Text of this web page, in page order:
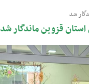
شد
قزوین ماندگار شد